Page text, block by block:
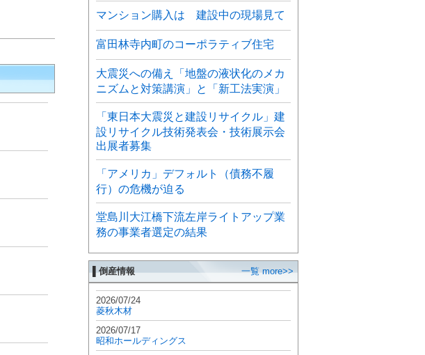
マンション購入は 建設中の現場見て
富田林寺内町のコーポラティブ住宅
大震災への備え「地盤の液状化のメカ
ニズムと対策講演」と「新工法実演」
「東日本大震災と建設リサイクル」建
設リサイクル技術発表会・技術展示会
出展者募集
「アメリカ」デフォルト（債務不履
行）の危機が迫る
堂島川大江橋下流左岸ライトアップ業
務の事業者選定の結果
▌倒産情報 一覧 more>>
2026/07/24
菱秋木材
2026/07/17
昭和ホールディングス